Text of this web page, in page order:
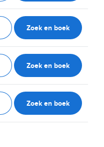
Zoek en boek
Zoek en boek
Zoek en boek